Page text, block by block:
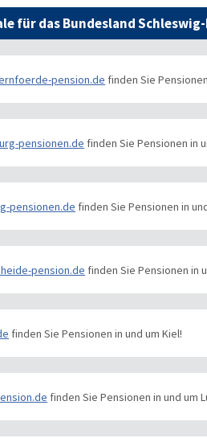
für das Bundesland
pension.de finden Sie
pensionen.de finden Sie Pensionen in
pensionen.de finden Sie Pensionen in
pension.de finden Sie Pensionen in
finden Sie Pensionen in und um Kiel!
finden Sie Pensionen in und um